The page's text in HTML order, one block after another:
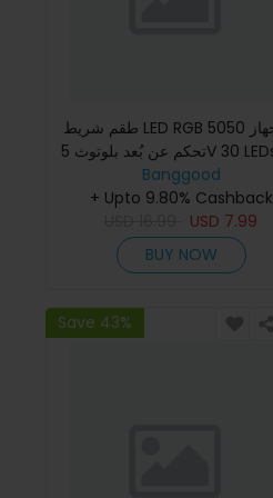
طقم شريط LED RGB 5050 مع جهاز
تحكم عن بُعد بلوتوث 5V 30 LEDs/m
شريط لاصق مرن قابل للقطع IP20
لتزيين المنزل 1م 2م 5م 10م
Banggood
+ Upto 9.80% Cashback
USD 7.99
BUY NOW
Save 43%